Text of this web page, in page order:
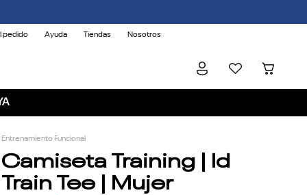
pedido Ayuda Tiendas Nosotros
Entrenamiento Funcional
Camiseta Training | Id
Train Tee | Mujer